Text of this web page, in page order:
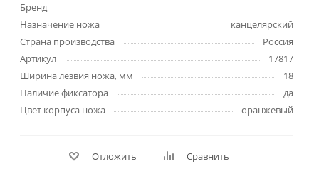
Бренд
Назначение ножа
канцелярский
Страна производства
Россия
Артикул
17817
Ширина лезвия ножа, мм
18
Наличие фиксатора
да
Цвет корпуса ножа
оранжевый
Отложить Сравнить